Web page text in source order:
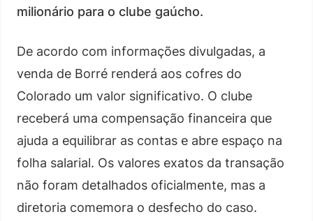
milionário para o clube gaúcho.
De acordo com informações divulgadas, a
venda de Borré renderá aos cofres do
Colorado um valor significativo. O clube
receberá uma compensação financeira que
ajuda a equilibrar as contas e abre espaço na
folha salarial. Os valores exatos da transação
não foram detalhados oficialmente, mas a
diretoria comemora o desfecho do caso.